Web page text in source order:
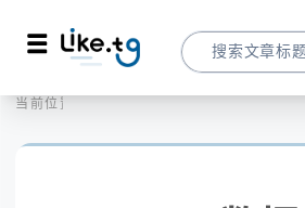
当前位置：